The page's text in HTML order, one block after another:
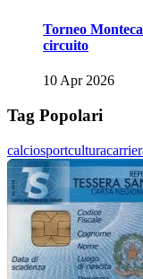
Torneo
circuito
10 Apr 2026
Tag Popolari
calciosportcultura